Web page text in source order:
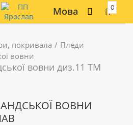
Мова 0
покривала
Пледи
вовни
вовни диз.11 ТМ
ВОВНИ